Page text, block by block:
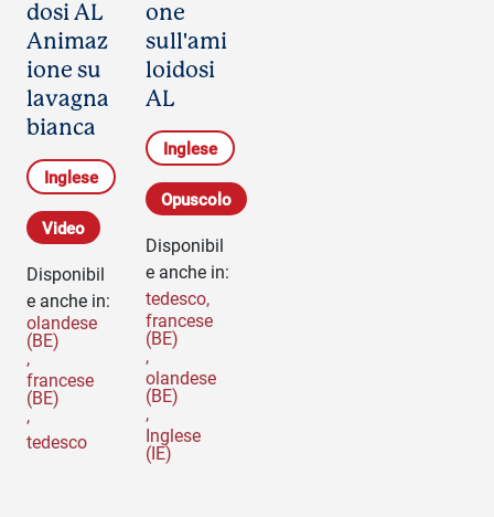
dosi AL
Animaz
ione su
lavagna
bianca
Inglese
Video
Disponibil
e anche in:
olandese
(BE)
,
francese
(BE)
,
tedesco
one
sull'ami
loidosi
AL
Inglese
Opuscolo
Disponibil
e anche in:
tedesco,
francese
(BE)
,
olandese
(BE)
,
Inglese
(IE)